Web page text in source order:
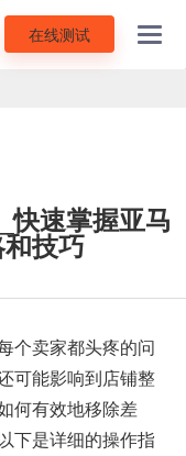
在线测试
快速掌握亚马
技巧
个卖家都头疼的问
可能影响到店铺整
何有效地移除差
下是详细的操作指